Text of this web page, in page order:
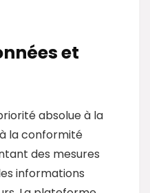
et
absolue à la
la conformité
des mesures
informations